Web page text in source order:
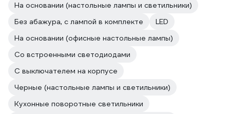
На основании (настольные лампы и светильники)
Без абажура, с лампой в комплекте
LED
На основании (офисные настольные лампы)
Со встроенными светодиодами
С выключателем на корпусе
Черные (настольные лампы и светильники)
Кухонные поворотные светильники